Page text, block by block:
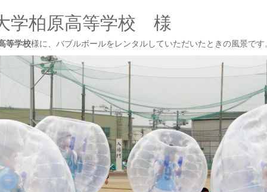
学柏原高等学校 様
等学校様に、バブルボールをレンタルしていただいたときの風景です